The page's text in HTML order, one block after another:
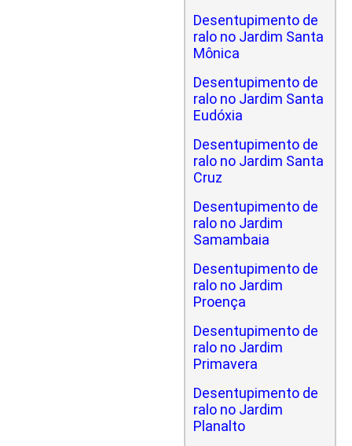
Desentupimento de
ralo no Jardim Santa
Mônica
Desentupimento de
ralo no Jardim Santa
Eudóxia
Desentupimento de
ralo no Jardim Santa
Cruz
Desentupimento de
ralo no Jardim
Samambaia
Desentupimento de
ralo no Jardim
Proença
Desentupimento de
ralo no Jardim
Primavera
Desentupimento de
ralo no Jardim
Planalto